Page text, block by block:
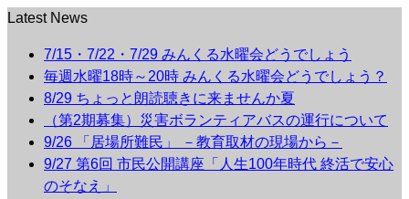
Latest News
7/15・7/22・7/29 みんくる水曜会どうでしょう
毎週水曜18時～20時 みんくる水曜会どうでしょう？
8/29 ちょっと朗読聴きに来ませんか夏
（第2期募集）災害ボランティアバスの運行について
9/26 「居場所難民」 －教育取材の現場から－
9/27 第6回 市民公開講座「人生100年時代 終活で安心
のそなえ」